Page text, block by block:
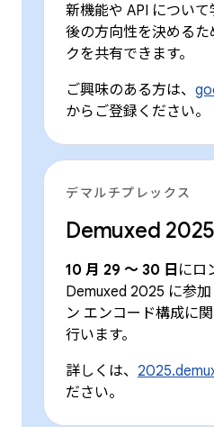
新機能や API につい
後の方向性を決める
クを共有できます。
ご興味のある方は、
からご登録ください。
デマルチプレックス
Demuxed 2025
10 月 29 ～ 30 日 にロ
Demuxed 2025 に参
ン エンコード構成に
行います。
詳しくは、
ださい。